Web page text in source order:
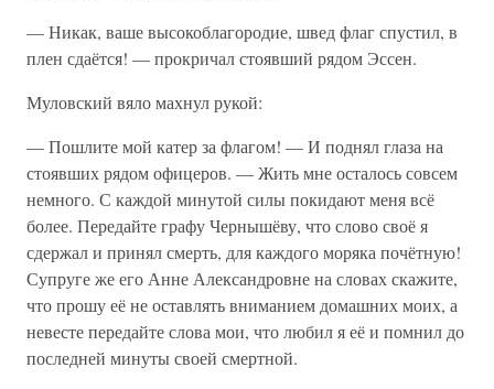
— Никак, ваше высокоблагородие, швед флаг спустил, в
плен сдаётся! — прокричал стоявший рядом Эссен.
Муловский вяло махнул рукой:
— Пошлите мой катер за флагом! — И поднял глаза на
стоявших рядом офицеров. — Жить мне осталось совсем
немного. С каждой минутой силы покидают меня всё
более. Передайте графу Чернышёву, что слово своё я
сдержал и принял смерть, для каждого моряка почётную!
Супруге же его Анне Александровне на словах скажите,
что прошу её не оставлять вниманием домашних моих, а
невесте передайте слова мои, что любил я её и помнил до
последней минуты своей смертной.